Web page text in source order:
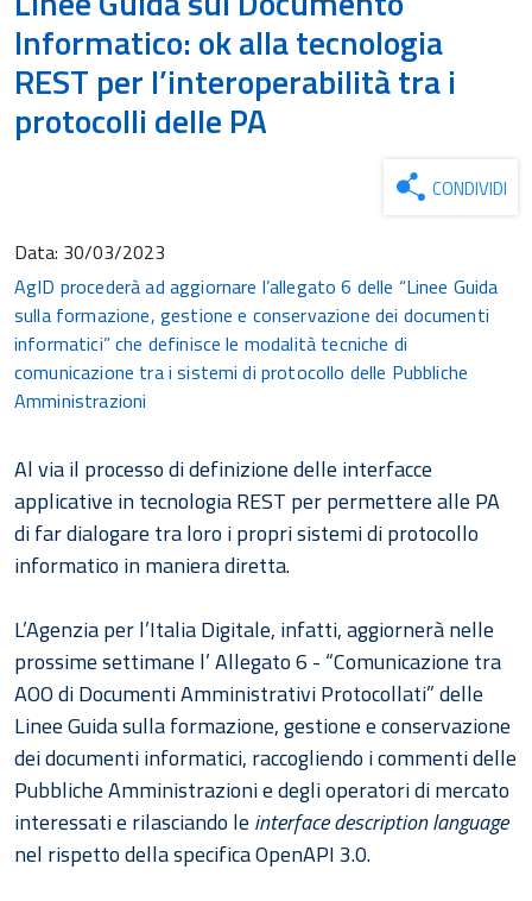
Informatico: ok alla tecnologia
REST per l’interoperabilità tra i
protocolli delle PA
CONDIVIDI
Data: 30/03/2023
AgID procederà ad aggiornare l’allegato 6 delle “Linee Guida
sulla formazione, gestione e conservazione dei documenti
informatici” che definisce le modalità tecniche di
comunicazione tra i sistemi di protocollo delle Pubbliche
Amministrazioni
Al via il processo di definizione delle interfacce
applicative in tecnologia REST per permettere alle PA
di far dialogare tra loro i propri sistemi di protocollo
informatico in maniera diretta.
L’Agenzia per l’Italia Digitale, infatti, aggiornerà nelle
prossime settimane l’ Allegato 6 - “Comunicazione tra
AOO di Documenti Amministrativi Protocollati” delle
Linee Guida sulla formazione, gestione e conservazione
dei documenti informatici, raccogliendo i commenti delle
Pubbliche Amministrazioni e degli operatori di mercato
interessati e rilasciando le interface description language
nel rispetto della specifica OpenAPI 3.0.